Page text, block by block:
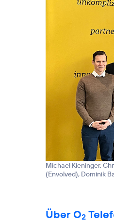
Michael Kieninger,
(Envolved), Dominik
Über O2